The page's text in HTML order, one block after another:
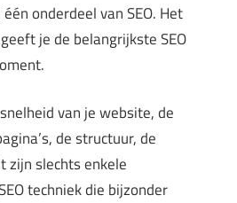
onderdeel van SEO. Het
je de belangrijkste SEO
van je website, de
de structuur, de
zijn slechts enkele
techniek die bijzonder